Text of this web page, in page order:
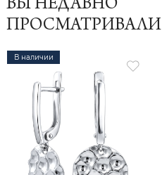
ВЫ НЕДАВНО
ПРОСМАТРИВАЛИ
В наличии